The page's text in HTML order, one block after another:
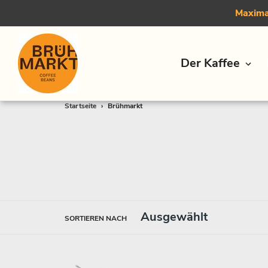
Direkt
Der Kaffee
Startseite › Brühmarkt
SORTIEREN NACH